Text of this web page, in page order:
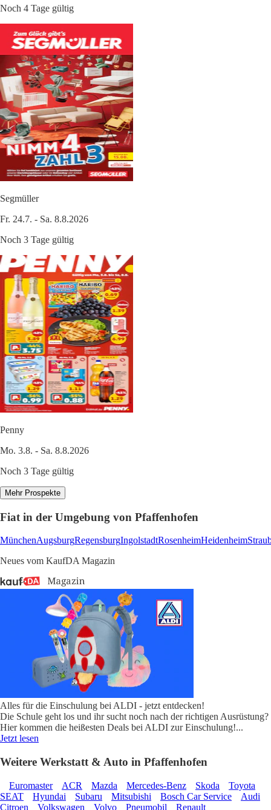
Noch 4 Tage gültig
Segmüller
Fr. 24.7. - Sa. 8.8.2026
Noch 3 Tage gültig
Penny
Mo. 3.8. - Sa. 8.8.2026
Noch 3 Tage gültig
Mehr Prospekte
Fiat in der Umgebung von Pfaffenhofen
MünchenAugsburgRegensburgIngolstadtRosenheimHeidenheim
Neues vom KaufDA Magazin
Alles für die Einschulung bei ALDI - jetzt entdecken!
Die Schule geht los und ihr sucht noch nach der richtigen Ausrüstung?
Hier kommen die heißesten Deals bei ALDI zur Einschulung!...
Jetzt lesen
Weitere Werkstatt & Auto in Pfaffenhofen
Euromaster ACR Mazda Mercedes-Benz Skoda
Toyota
SEAT
Hyundai Subaru Mitsubishi Bosch Car Service
Audi
Citroen
Volkswagen Volvo Pneumobil Renault